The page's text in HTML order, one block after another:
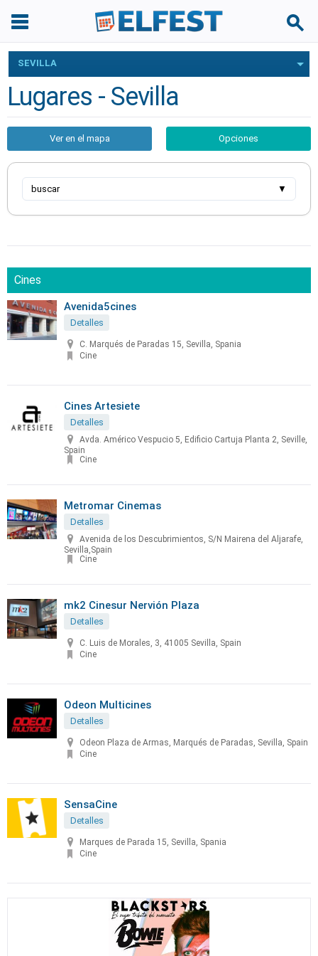
SEVILLA
Lugares - Sevilla
Ver en el mapa Opciones
buscar ▼
Cines
Avenida5cines
Detalles
C. Marqués de Paradas 15, Sevilla, Spania
Cine
Cines Artesiete
Detalles
Avda. Américo Vespucio 5, Edificio Cartuja Planta 2, Seville,
Spain
Cine
Metromar Cinemas
Detalles
Avenida de los Descubrimientos, S/N Mairena del Aljarafe,
Sevilla,Spain
Cine
mk2 Cinesur Nervión Plaza
Detalles
C. Luis de Morales, 3, 41005 Sevilla, Spain
Cine
Odeon Multicines
Detalles
Odeon Plaza de Armas, Marqués de Paradas, Sevilla, Spain
Cine
SensaCine
Detalles
Marques de Parada 15, Sevilla, Spania
Cine